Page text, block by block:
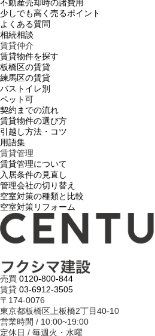
不動産売却時の諸費用
少しでも高く売るポイント
よくある質問
相続相談
賃貸仲介
賃貸物件を探す
板橋区の賃貸
練馬区の賃貸
バストイレ別
ペット可
契約までの流れ
賃貸物件の選び方
引越し方法・コツ
用語集
賃貸管理
賃貸管理について
入居条件の見直し
管理会社の切り替え
空室対策の種類と比較
空室対策リフォーム
売買 0120-800-844
賃貸 03-6912-3505
〒174-0076
東京都板橋区上板橋2丁目40-10
営業時間 / 10:00~19:00
定休日 / 毎週火・水曜